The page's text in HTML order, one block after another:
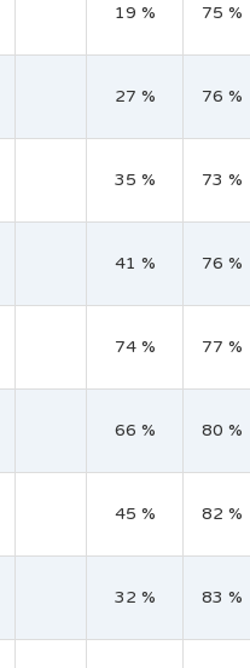
19 % 75 %
27 % 76 %
35 % 73 %
41 % 76 %
74 % 77 %
66 % 80 %
45 % 82 %
32 % 83 %